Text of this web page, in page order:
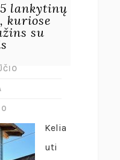
lankytinų
kuriose
su
0
Kelia
uti